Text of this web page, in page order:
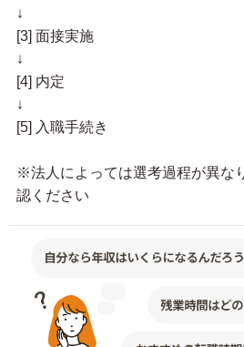
↓
[3] 面接実施
↓
[4] 内定
↓
[5] 入職手続き
※法人によっては選考過程が異な
認ください